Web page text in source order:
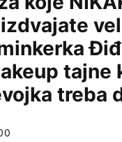
tajne
treba